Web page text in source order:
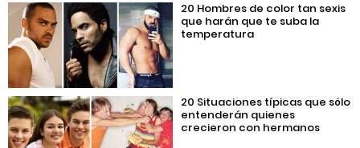
20 Hombres de color tan sexis
que harán que te suba la
temperatura
20 Situaciones típicas que sólo
entenderán quienes
crecieron con hermanos